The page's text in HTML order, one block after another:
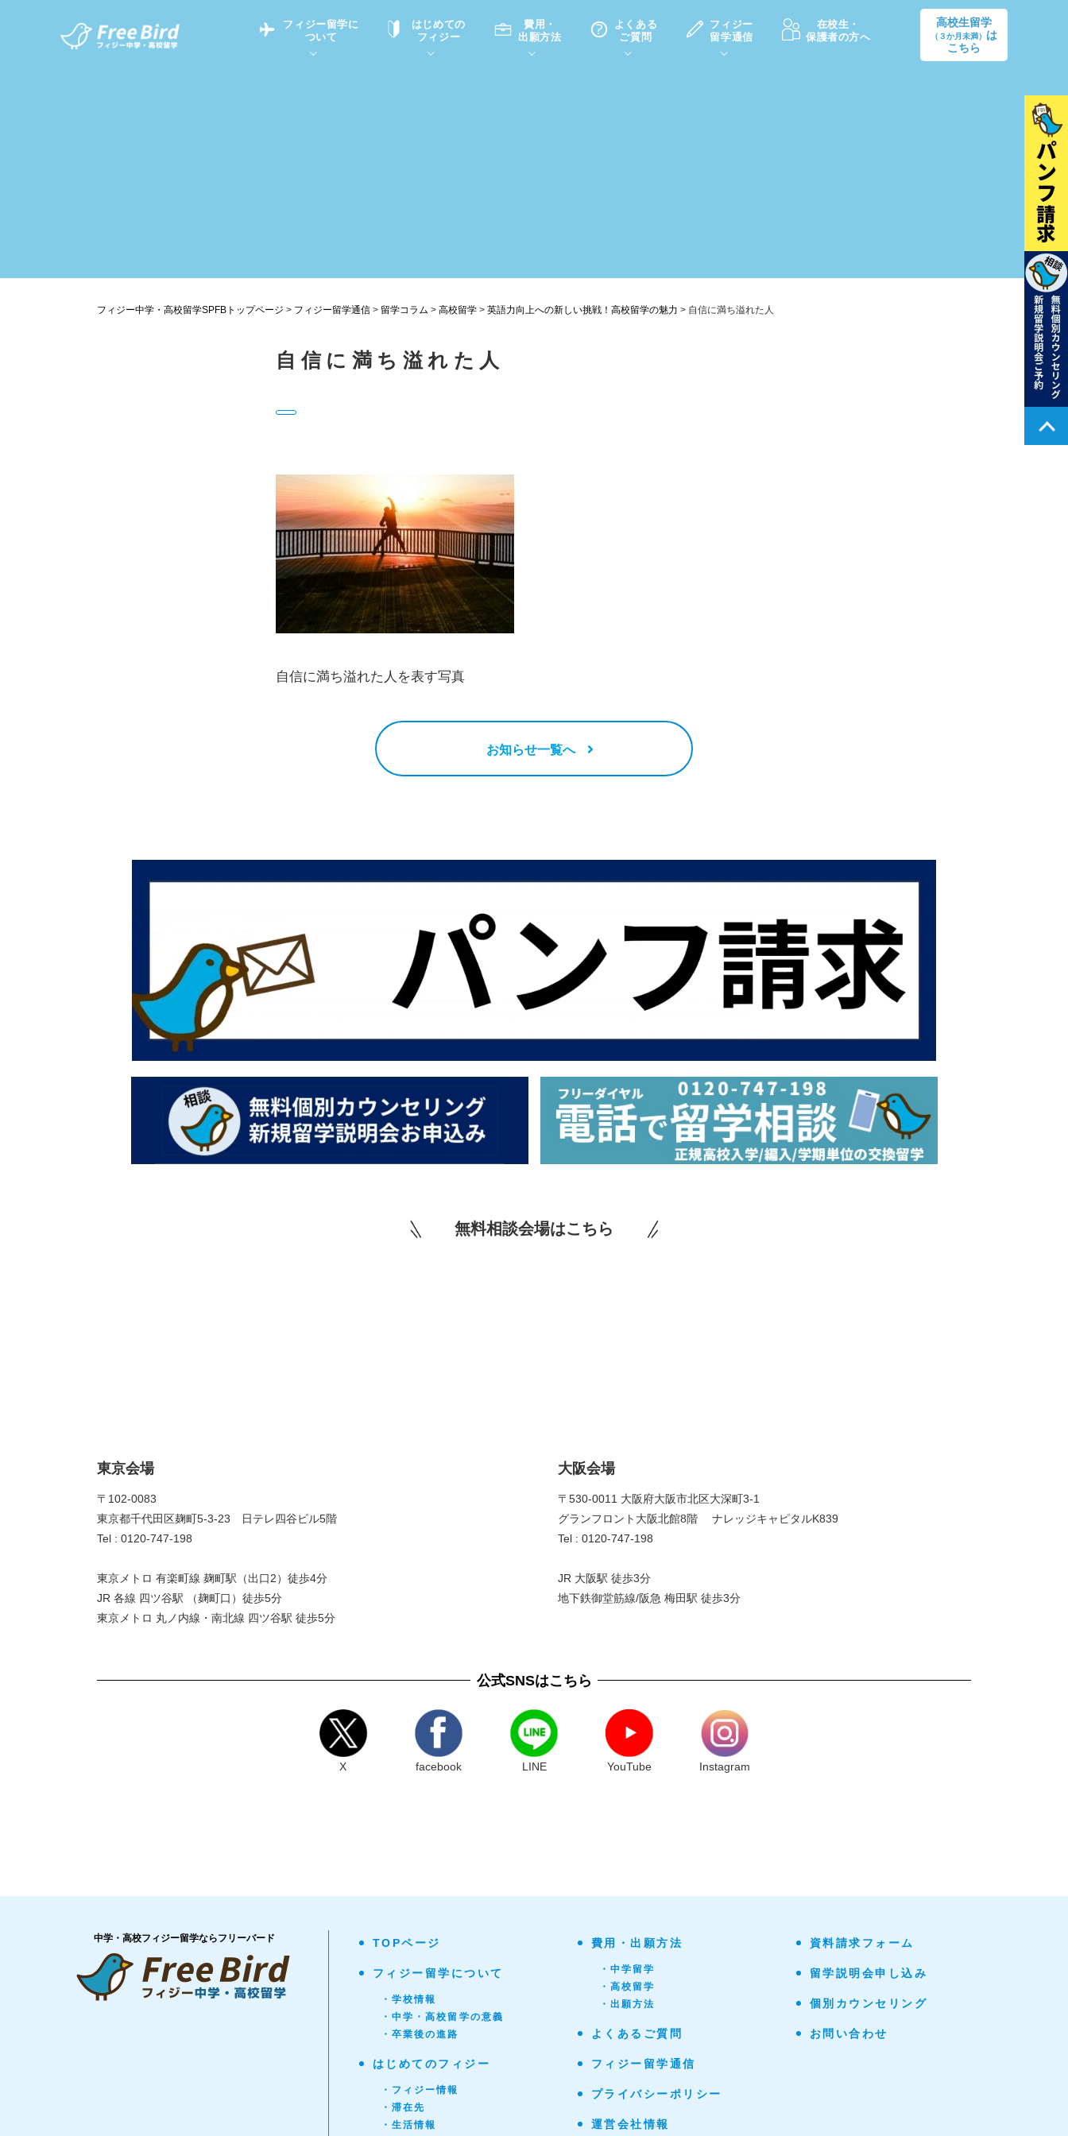
フィジー留学に
ついて
はじめての
フィジー
費用・
出願方法
よくある
ご質問
フィジー
留学通信
在校生・
保護者の方へ
高校生留学
（３か月未満）
は
こちら
フィジー中学・高校留学SPFBトップページ > フィジー留学通信 > 留学コラム > 高校留学 > 英語力向上への新しい挑戦！高校留学の魅力 > 自信に満ち溢れた人
自信に満ち溢れた人
自信に満ち溢れた人を表す写真
お知らせ一覧へ
無料相談会場はこちら
東京会場
〒102-0083
東京都千代田区麹町5-3-23 日テレ四谷ビル5階
Tel : 0120-747-198
東京メトロ 有楽町線 麹町駅（出口2）徒歩4分
JR 各線 四ツ谷駅 （麹町口）徒歩5分
東京メトロ 丸ノ内線・南北線 四ツ谷駅 徒歩5分
大阪会場
〒530-0011 大阪府大阪市北区大深町3-1
グランフロント大阪北館8階 ナレッジキャピタルK839
Tel : 0120-747-198
JR 大阪駅 徒歩3分
地下鉄御堂筋線/阪急 梅田駅 徒歩3分
公式SNSはこちら
X facebook LINE YouTube Instagram
中学・高校フィジー留学ならフリーバード TOPページ
フィジー留学について
・学校情報
・中学・高校留学の意義
・卒業後の進路
はじめてのフィジー
・フィジー情報
・滞在先
・生活情報
費用・出願方法
・中学留学
・高校留学
・出願方法
よくあるご質問
フィジー留学通信
プライバシーポリシー
運営会社情報
資料請求フォーム
留学説明会申し込み
個別カウンセリング
お問い合わせ